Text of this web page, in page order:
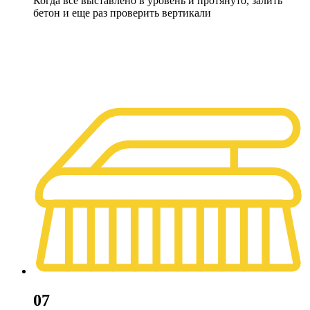
бетон и еще раз проверить вертикали
07